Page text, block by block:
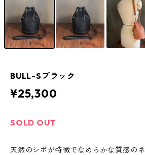
BULL-Sブラック
¥25,300
SOLD OUT
天然のシボが特徴でなめらかな質感の